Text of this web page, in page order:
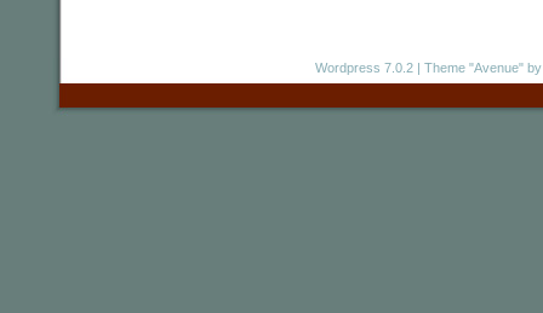
Wordpress 7.0.2 | Theme "Avenue"